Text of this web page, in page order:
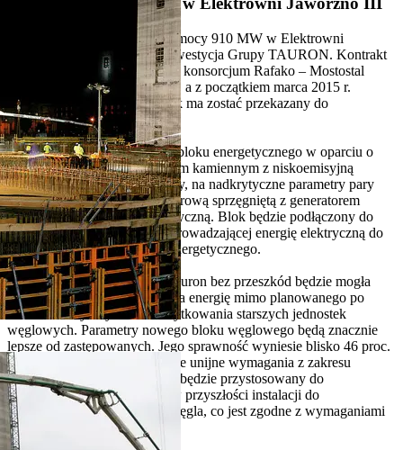
Budowa bloku węglowego o mocy 910 MW w Elektrowni
Jaworzno III to największa inwestycja Grupy TAURON. Kontrakt
z głównym wykonawcą bloku konsorcjum Rafako – Mostostal
został podpisany w 2014 roku, a z początkiem marca 2015 r.
rozpoczęto prace ziemne. Blok ma zostać przekazany do
eksploatacji w 2019 r.
Inwestycja obejmuje budowę bloku energetycznego w oparciu o
kocioł pyłowy, opalany węglem kamiennym z niskoemisyjną
komorą spalania, przepływowy, na nadkrytyczne parametry pary
oraz kondensacyjną turbinę parową sprzęgniętą z generatorem
wytwarzającym energię elektryczną. Blok będzie podłączony do
nowej rozdzielni 400 kV wyprowadzającej energię elektryczną do
Krajowego Systemu Elektroenergetycznego.
Dzięki tej inwestycji Grupa Tauron bez przeszkód będzie mogła
realizować zapotrzebowanie na energię mimo planowanego po
2016 roku wycofywania z użytkowania starszych jednostek
węglowych. Parametry nowego bloku węglowego będą znacznie
lepsze od zastępowanych. Jego sprawność wyniesie blisko 46 proc.
Jaworznicki blok spełni surowe unijne wymagania z zakresu
ochrony środowiska. Ponadto będzie przystosowany do
ewentualnego dobudowania w przyszłości instalacji do
wychwytywania dwutlenku węgla, co jest zgodne z wymaganiami
Komisji Europejskiej